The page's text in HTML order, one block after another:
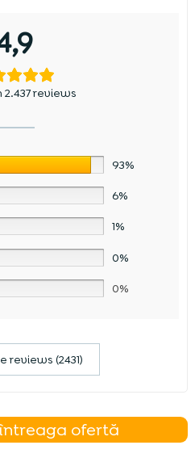
2.437 reviews
93%
6%
1%
0%
0%
reviews (2431)
ofertă